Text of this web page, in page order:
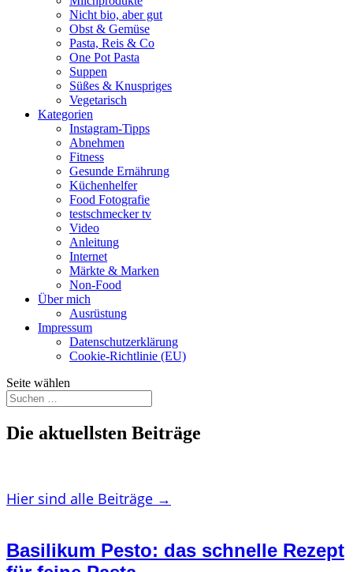
Nicht bio, aber gut
Obst & Gemüse
Pasta, Reis & Co
One Pot Pasta
Suppen
Süßes & Knuspriges
Vegetarisch
Kategorien
Instagram-Tipps
Abnehmen
Fitness
Gesunde Ernährung
Küchenhelfer
Food Fotografie
testschmecker tv
Video
Anleitung
Internet
Märkte & Marken
Non-Food
Über mich
Ausrüstung
Impressum
Datenschutzerklärung
Cookie-Richtlinie (EU)
Seite wählen
Die aktuellsten Beiträge
Hier sind alle Beiträge →
Basilikum Pesto: das schnelle Rezept